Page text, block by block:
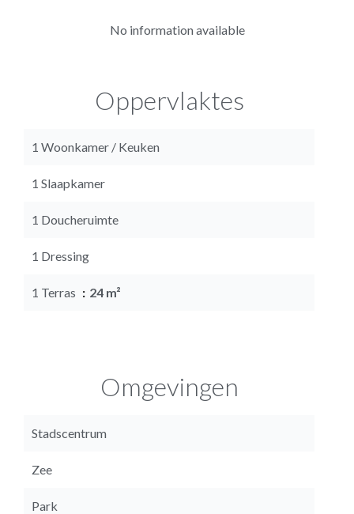
No information available
Oppervlaktes
1 Woonkamer / Keuken
1 Slaapkamer
1 Doucheruimte
1 Dressing
1 Terras 24 m²
Omgevingen
Stadscentrum
Zee
Park